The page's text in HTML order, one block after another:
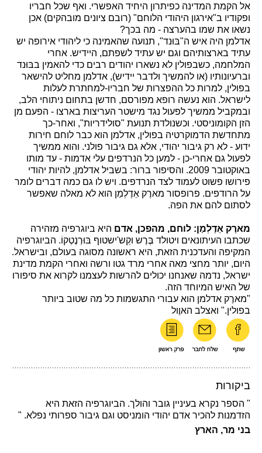
אל הקמת המדינה כפיתרון היחיד האפשרי. ואף שכל חבריו
ופקודיו ב"אירגון היהודי הלוחם" (רובם ציונים מובהקים) אכן
נשאו את שמו בהערצה - מה בכך?
אדלמן היה איש ה"בּוּנד", תנועה שהאמינה כי ליהודי אירופה יש
עתיד בארצותיהם וגם יש עתיד לשפתם, היידיש. אחרי
המלחמה, כשבפולין לא נשארו יהודים רבים כדי להאמין בבּוּנד
וברעיונותיו (או להמשיך ולדבר יידיש), אדלמן מחליט להישאר
בפולין, למרות כל ההפצרות של חבריו-למחתרת לעלות
לישראל. הוא נעשה רופא מפורסם, חדשן בתחום ניתוחי הלב,
ובמקביל ממשיך לפעול נגד מישטר העריצות בארצו - הפעם מן
הזן הקומוניסטי. וכשנולדת תנועת "סולידריות", ואחר-כך
מתחדשת הדמוקרטיה בפולין, אדלמן הוא כבר לוחם חירות
ידוע - לא רק גיבור יהודי, אלא גם גיבור פולני. והוא ממשיך
לפעול גם אחרי-כן - למען כל הנרדפים עלי אדמות - עד מותו
באוקטובר 2009. והסיפור ברור: בשביל אדלמן, להיות יהודי
פירושו פשוט לעמוד לצד הנרדפים. ויש לו גם כמה דברים לומר
על הרודפים. פרופסור מארֶק אֵדֶלְמַן הוא לא מאלה שאפשר
לסתום להם את הפה.
מארֶק אֵדֶלְמַן: לוחם, מהפכן, אדם היא ביוגרפיה מזהירה
שכתבו העיתונאים ויטולד בֶּרֶש וקְש'ישטוף בּוּרְנֶטְקוֹ. הביוגרפיה
המקיפה והעדכנית הזאת, היא ראשונה מסוגה בעולם, ובישראל.
היום, יותר מחצי מאה אחרי מרד גטו ורשה ואחרי הקמת מדינת
ישראל, נדמה שאנחנו יכולים להרשות לעצמנו לקרוא את סיפורו
של האיש המיוחד הזה.
"מארֶק אדלמן הוא עבורי התגשמות כל מה שטוב ביותר
בפולין." ואצלב האוֶול
ביקורות
" הספר נקרא בעיניין גובר והולך. הביוגרפיה הזאת היא
הזדמנות להכיר אדם יהודי הומניסט וגם גיבור ספרותי נפלא. "
בני מר, הארץ